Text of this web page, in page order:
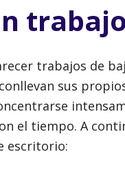
trabajos de
sus
el tiempo. A
escritorio: